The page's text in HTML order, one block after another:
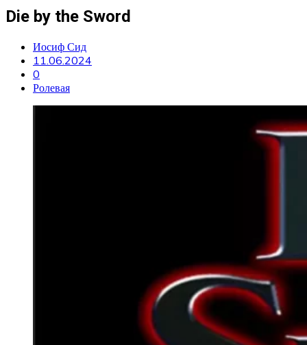
Die by the Sword
Иосиф Сид
11.06.2024
0
Ролевая